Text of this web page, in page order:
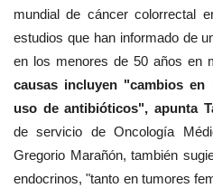
mundial de cáncer colorrectal
estudios que han informado de
en los menores de 50 años en
causas incluyen "cambios
uso de antibióticos", apunta
de servicio de Oncología
Gregorio Marañón, también
endocrinos, "tanto en tumores